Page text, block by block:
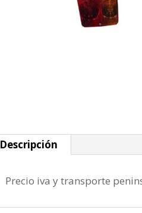
Descripción
Precio iva y transporte